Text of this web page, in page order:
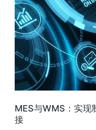
MES与WMS：实现
接